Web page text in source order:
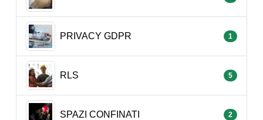
PRIVACY GDPR 1
RLS 5
SPAZI CONFINATI 2